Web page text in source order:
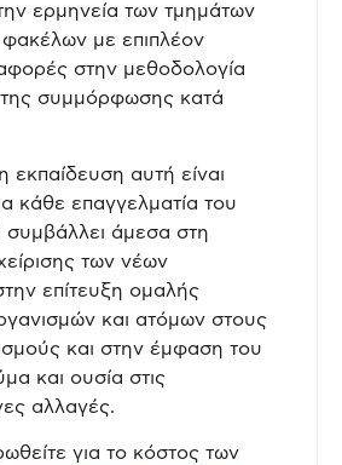
ερμηνεία των τμημάτων
φακέλων με επιπλέον
στην μεθοδολογία
της συμμόρφωσης κατά
η εκπαίδευση αυτή είναι
κάθε επαγγελματία του
άμεσα στη
των νέων
επίτευξη ομαλής
και ατόμων στους
και στην έμφαση του
και ουσία στις
αλλαγές.
για το κόστος των